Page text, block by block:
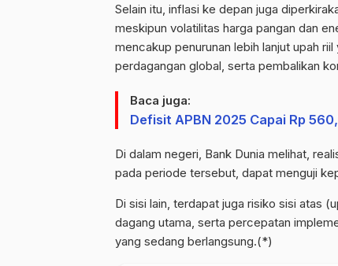
Selain itu, inflasi ke depan juga
meskipun volatilitas harga pangan dan
mencakup penurunan lebih lanjut upah
perdagangan global, serta pembalikan
Baca juga:
Defisit APBN 2025 Capai Rp
Di dalam negeri, Bank Dunia melihat,
pada periode tersebut, dapat menguji
Di sisi lain, terdapat juga risiko sisi atas (
dagang utama, serta percepatan
yang sedang berlangsung.(*)